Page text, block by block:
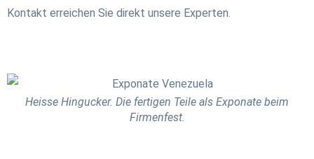
Kontakt erreichen Sie direkt unsere Experten.
Heisse Hingucker. Die fertigen Teile als Exponate beim
Firmenfest.